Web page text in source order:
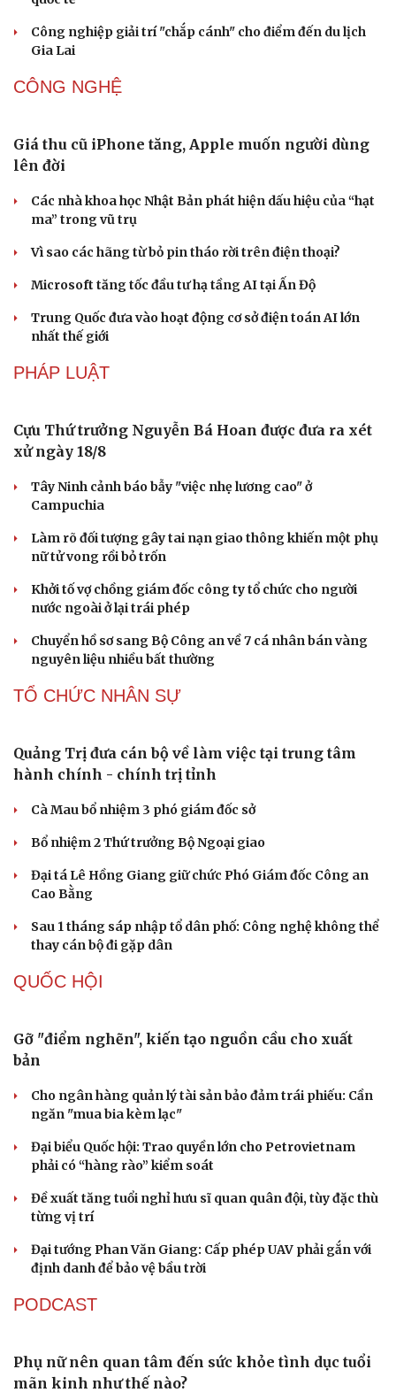
Âm nhạc
Di sản
Du lịch
Tư vấn
check-in
Podcast
Cửa sổ tình yêu
Công nghiệp giải trí "chắp cánh" cho điểm đến du lịch
Gia Lai
CÔNG NGHỆ
Giá thu cũ iPhone tăng, Apple muốn người dùng
lên đời
Các nhà khoa học Nhật Bản phát hiện dấu hiệu của “hạt
ma” trong vũ trụ
Vì sao các hãng từ bỏ pin tháo rời trên điện thoại?
Microsoft tăng tốc đầu tư hạ tầng AI tại Ấn Độ
Trung Quốc đưa vào hoạt động cơ sở điện toán AI lớn
nhất thế giới
PHÁP LUẬT
Cựu Thứ trưởng Nguyễn Bá Hoan được đưa ra xét
xử ngày 18/8
Tây Ninh cảnh báo bẫy "việc nhẹ lương cao" ở
Campuchia
Làm rõ đối tượng gây tai nạn giao thông khiến một phụ
nữ tử vong rồi bỏ trốn
Khởi tố vợ chồng giám đốc công ty tổ chức cho người
nước ngoài ở lại trái phép
Chuyển hồ sơ sang Bộ Công an về 7 cá nhân bán vàng
nguyên liệu nhiều bất thường
TỔ CHỨC NHÂN SỰ
Quảng Trị đưa cán bộ về làm việc tại trung tâm
hành chính - chính trị tỉnh
Cà Mau bổ nhiệm 3 phó giám đốc sở
Bổ nhiệm 2 Thứ trưởng Bộ Ngoại giao
Đại tá Lê Hồng Giang giữ chức Phó Giám đốc Công an
Cao Bằng
Sau 1 tháng sáp nhập tổ dân phố: Công nghệ không thể
thay cán bộ đi gặp dân
QUỐC HỘI
Gỡ "điểm nghẽn", kiến tạo nguồn cầu cho xuất
bản
Cho ngân hàng quản lý tài sản bảo đảm trái phiếu: Cần
ngăn "mua bia kèm lạc"
Đại biểu Quốc hội: Trao quyền lớn cho Petrovietnam
phải có “hàng rào” kiểm soát
Đề xuất tăng tuổi nghỉ hưu sĩ quan quân đội, tùy đặc thù
từng vị trí
Đại tướng Phan Văn Giang: Cấp phép UAV phải gắn với
định danh để bảo vệ bầu trời
PODCAST
Phụ nữ nên quan tâm đến sức khỏe tình dục tuổi
mãn kinh như thế nào?